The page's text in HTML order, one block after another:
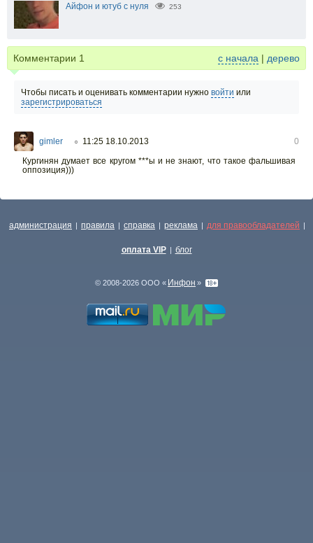
Айфон и ютуб с нуля 253
Комментарии 1 с начала | дерево
Чтобы писать и оценивать комментарии нужно войти или
зарегистрироваться
gimler ○ 11:25 18.10.2013
0
Кургинян думает все кругом ***ы и не знают, что такое фальшивая
оппозиция)))
администрация | правила | справка | реклама | для правообладателей |
оплата VIP | блог
© 2008-2026 ООО « Инфон »